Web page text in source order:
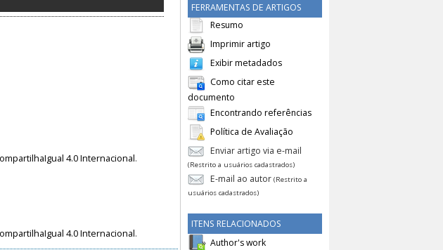
FERRAMENTAS DE ARTIGOS
Resumo
Imprimir artigo
Exibir metadados
Como citar este
documento
Encontrando referências
Política de Avaliação
Enviar artigo via e-mail
(Restrito a usuários cadastrados)
E-mail ao autor (Restrito a
usuários cadastrados)
ITENS RELACIONADOS
Author's work
4.0 Internacional.
4.0 Internacional.